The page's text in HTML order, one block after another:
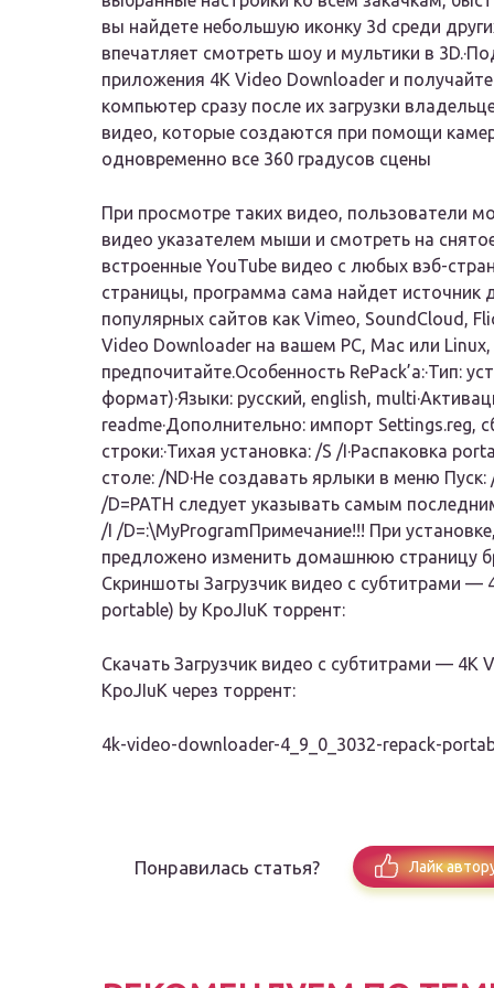
вы найдете небольшую иконку 3d среди
впечатляет смотреть шоу и мультики в
приложения 4K Video Downloader и
компьютер сразу после их загрузки
видео, которые создаются при помощи
одновременно все 360 градусов сцены
При просмотре таких видео, пользователи
видео указателем мыши и смотреть на
встроенные YouTube видео с любых вэб-
страницы, программа сама найдет источник
популярных сайтов как Vimeo, SoundCloud,
Video Downloader на вашем PC, Mac или
предпочитайте.Особенность RePack’a:·Тип:
формат)·Языки: русский, english,
readme·Дополнительно: импорт
строки:·Тихая установка: /S /I·Распаковка
столе: /ND·Не создавать ярлыки в меню
/D=PATH следует указывать самым
/I /D=:\MyProgramПримечание!!! При
предложено изменить домашнюю страницу
Скриншоты Загрузчик видео с субтитрами —
portable) by KpoJIuK торрент:
Скачать Загрузчик видео с субтитрами — 4K
KpoJIuK через торрент:
4k-video-downloader-4_9_0_3032-repack-
Понравилась статья? Лайк